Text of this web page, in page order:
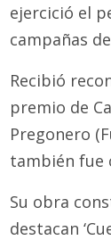
ejercició el
campañas
Recibió
premio de
Pregonero
también fue
Su obra
destacan